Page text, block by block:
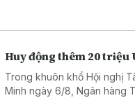
Huy động thêm 20 triệu
Trong khuôn khổ Hội nghị
Minh ngày 6/8, Ngân hàng